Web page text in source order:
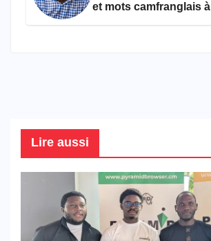
et mots camfranglais à
Lire aussi